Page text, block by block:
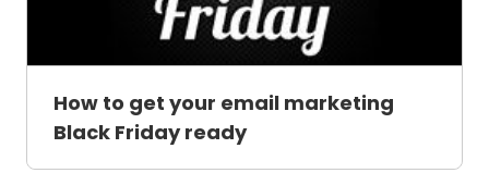
How to get your email marketing
Black Friday ready